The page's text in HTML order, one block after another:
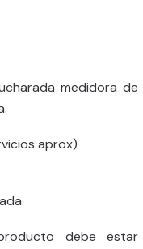
medidora de
aprox)
debe estar